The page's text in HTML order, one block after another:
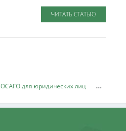
ЧИТАТЬ СТАТЬЮ
ОСАГО для юридических лиц